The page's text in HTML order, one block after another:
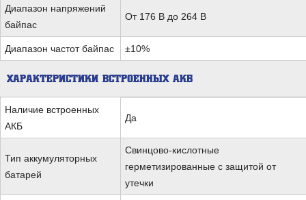
Диапазон напряжений
байпас
От 176 В до 264 В
Диапазон частот байпас ±10%
ХАРАКТЕРИСТИКИ ВСТРОЕННЫХ АКБ
Наличие встроенных
АКБ
Да
Тип аккумуляторных
батарей
Свинцово-кислотные
герметизированные с защитой от
утечки